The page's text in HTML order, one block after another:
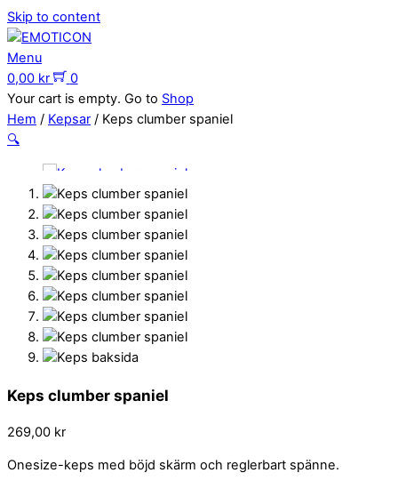
Skip to content
Menu
0,00 kr
0
Your cart is empty. Go to Shop
Hem / Kepsar / Keps clumber spaniel
🔍
Keps clumber spaniel
269,00 kr
Onesize-keps med böjd skärm och reglerbart spänne.